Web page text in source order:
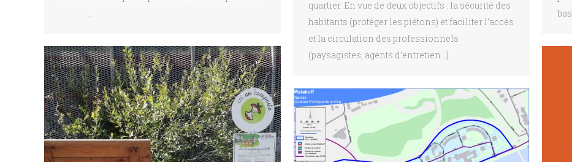
…
quartier. En vue de deux objectifs : la sécurité des
habitants (protéger les piétons) et faciliter l’accès
et la circulation des professionnels
(paysagistes, agents d’entretien…). …